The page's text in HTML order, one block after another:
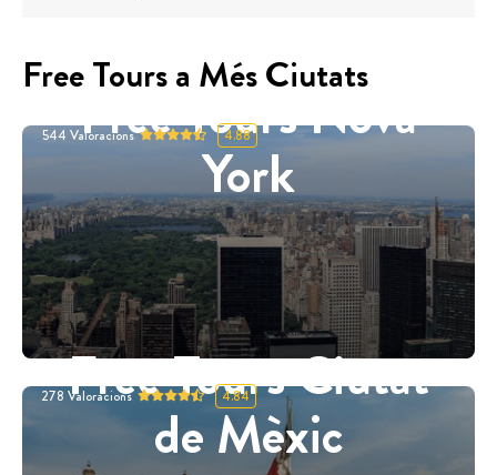
Free Tours a Més Ciutats
Free Tours Nova
York
544 Valoracions 4.88
Free Tours Ciutat
de Mèxic
278 Valoracions 4.84